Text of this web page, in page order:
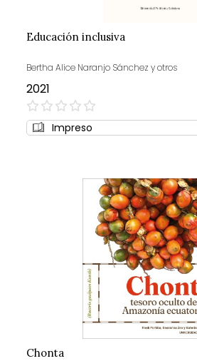
Educación inclusiva
Bertha Alice Naranjo Sánchez y otros
2021
0%
Impreso
Chonta